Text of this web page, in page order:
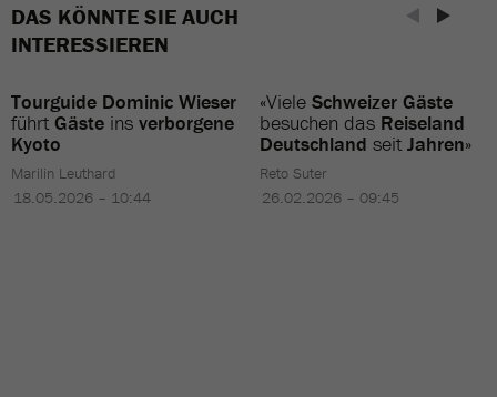
DAS KÖNNTE SIE AUCH
INTERESSIEREN
Tourguide Dominic Wieser
führt Gäste ins verborgene
Kyoto
Marilin Leuthard
18.05.2026 – 10:44
«Viele Schweizer Gäste
besuchen das Reiseland
Deutschland seit Jahren»
Reto Suter
26.02.2026 – 09:45